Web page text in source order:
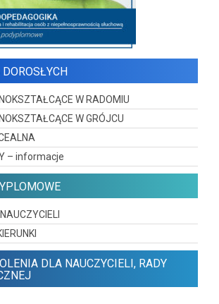
W RADOMIU
W GRÓJCU
– informacje
DLA NAUCZYCIELI, RADY